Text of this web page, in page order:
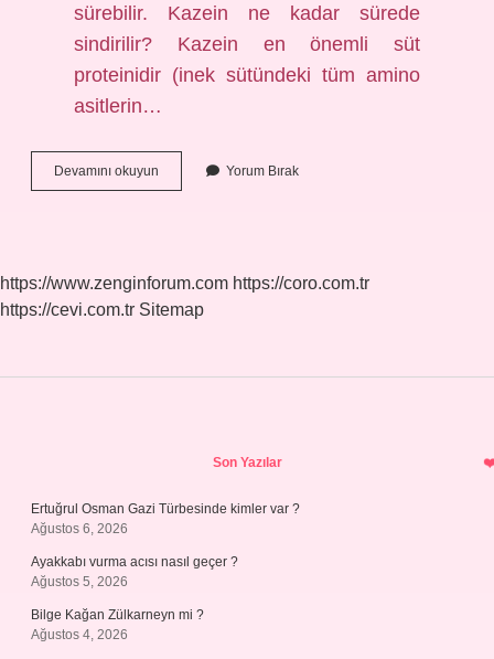
sürebilir. Kazein ne kadar sürede
sindirilir? Kazein en önemli süt
proteinidir (inek sütündeki tüm amino
asitlerin…
Devamını okuyun
Yağ
Yorum Bırak
https://www.zenginforum.com https://coro.com.tr
https://cevi.com.tr Sitemap
Son Yazılar
Ertuğrul Osman Gazi Türbesinde kimler var ?
Ağustos 6, 2026
Ayakkabı vurma acısı nasıl geçer ?
Ağustos 5, 2026
Bilge Kağan Zülkarneyn mi ?
Ağustos 4, 2026